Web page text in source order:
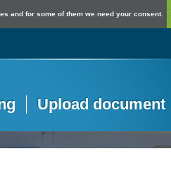
and for some of them we need your consent.
Upload document